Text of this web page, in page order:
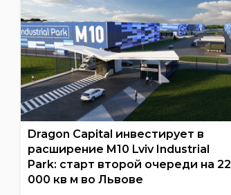
Dragon Capital инвестирует в
расширение M10 Lviv Industrial
Park: старт второй очереди на 22
000 кв м во Львове